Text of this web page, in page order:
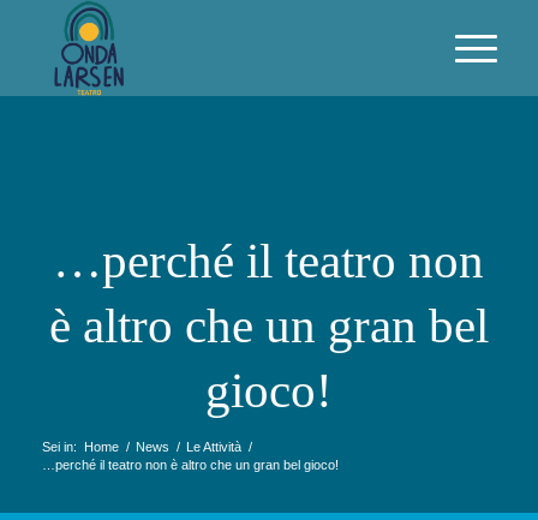
…perché il teatro non
è altro che un gran bel
gioco!
Sei in: Home / News / Le Attività /
…perché il teatro non è altro che un gran bel gioco!